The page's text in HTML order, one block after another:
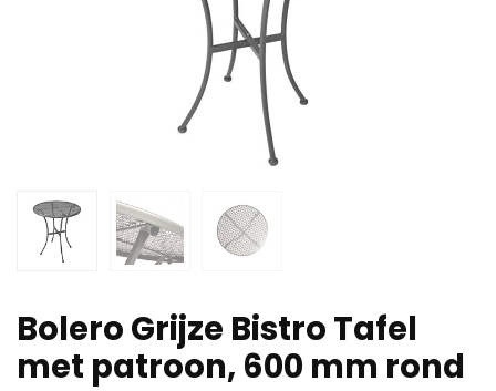
Bolero Grijze Bistro Tafel
met patroon, 600 mm rond